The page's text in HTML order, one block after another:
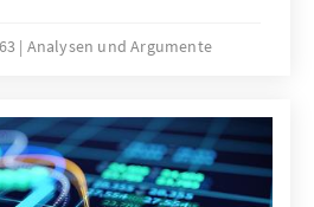
ein Präzedenzfall für
Unser Analysen &
Debatte zusammen und
bei einer Lösung
werden müssen.
Analysen und Argumente